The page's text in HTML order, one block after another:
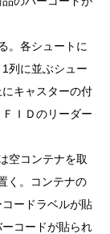
。各シュートに
列に並ぶシュー
キャスターの付
ＩＤのリーダー
空コンテナを取
く。コンテナの
ードラベルが貼
コードが貼られ